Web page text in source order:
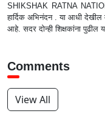
SHIKSHAK RATNA
हार्दिक अभिनंदन . या आधी देखील
आहे. सदर दोन्ही शिक्षकांना पुढील
Comments
View All